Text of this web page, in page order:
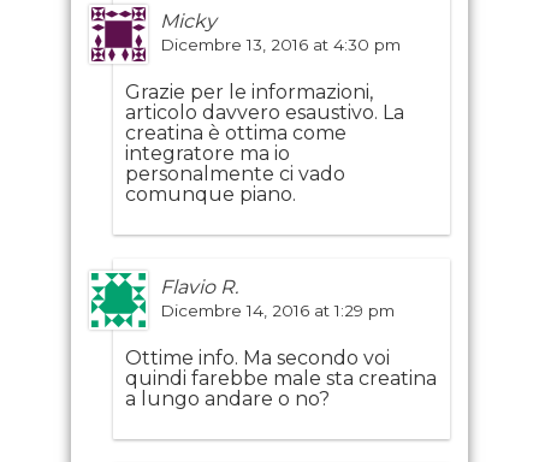
Micky
Dicembre 13, 2016 at 4:30 pm
Grazie per le informazioni,
articolo davvero esaustivo. La
creatina è ottima come
integratore ma io
personalmente ci vado
comunque piano.
Flavio R.
Dicembre 14, 2016 at 1:29 pm
Ottime info. Ma secondo voi
quindi farebbe male sta creatina
a lungo andare o no?